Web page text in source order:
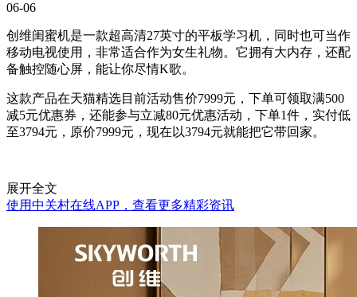
06-06
创维闺蜜机是一款超高清27英寸的平板学习机，同时也可当作
移动电视使用，非常适合作为女生礼物。它拥有大内存，还配
备触控随心屏，能让你尽情K歌。
这款产品在天猫精选目前活动售价7999元，下单可领取满500
减5元优惠券，还能参与立减80元优惠活动，下单1件，实付低
至3794元，原价7999元，现在以3794元就能把它带回家。
展开全文
使用中关村在线APP，查看更多精彩资讯